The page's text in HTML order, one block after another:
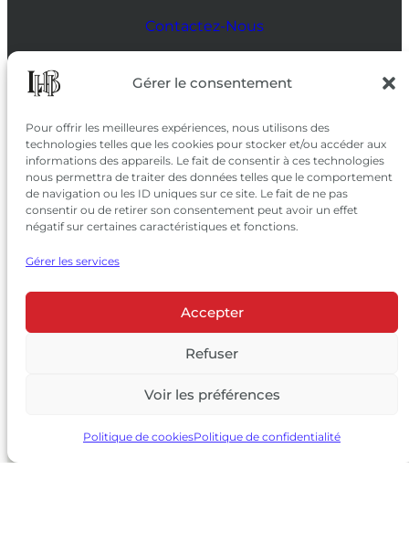
Gérer le consentement
Pour offrir les meilleures expériences, nous utilisons des
technologies telles que les cookies pour stocker et/ou accéder aux
informations des appareils. Le fait de consentir à ces technologies
nous permettra de traiter des données telles que le comportement
de navigation ou les ID uniques sur ce site. Le fait de ne pas
consentir ou de retirer son consentement peut avoir un effet
négatif sur certaines caractéristiques et fonctions.
Gérer les services
Accepter
Refuser
Voir les préférences
Politique de cookiesPolitique de confidentialité
Contactez-Nous
SUIVEZ-NOUS
SUR LES RÉSEAUX
© 2026 Château Larrivet Haut-Brion |
Mentions légales|Politique de confidentialité
|CGV
L’ABUS D’ALCOOL EST DANGEREUX POUR LA SANTÉ, À